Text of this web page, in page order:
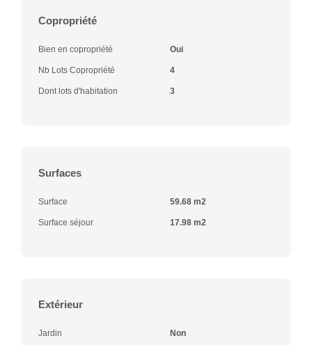
Copropriété
Bien en copropriété Oui
Nb Lots Copropriété 4
Dont lots d'habitation 3
Surfaces
Surface 59.68 m2
Surface séjour 17.98 m2
Extérieur
Jardin Non